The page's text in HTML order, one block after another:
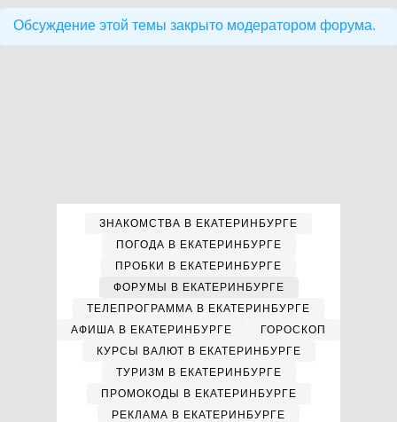
Обсуждение этой темы закрыто модератором форума.
ЗНАКОМСТВА В ЕКАТЕРИНБУРГЕ
ПОГОДА В ЕКАТЕРИНБУРГЕ
ПРОБКИ В ЕКАТЕРИНБУРГЕ
ФОРУМЫ В ЕКАТЕРИНБУРГЕ
ТЕЛЕПРОГРАММА В ЕКАТЕРИНБУРГЕ
АФИША В ЕКАТЕРИНБУРГЕ
ГОРОСКОП
КУРСЫ ВАЛЮТ В ЕКАТЕРИНБУРГЕ
ТУРИЗМ В ЕКАТЕРИНБУРГЕ
ПРОМОКОДЫ В ЕКАТЕРИНБУРГЕ
РЕКЛАМА В ЕКАТЕРИНБУРГЕ